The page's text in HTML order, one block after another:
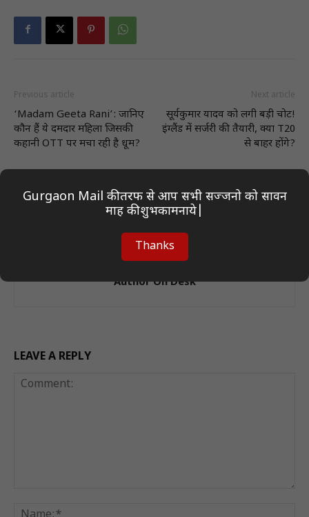
Previous article
‘Madam Geeta Rani’: जानिए
कौन हैं ये दमदार महिला जिसकी
कहानी OTT पर मचा रही है धूम?
Next article
सूर्यकुमार यादव को लगी बड़ी चोट!
इंग्लैंड में सर्जरी की तैयारी, क्या T20
से बाहर होंगे?
Author On Desk
LEAVE A REPLY
Gurgaon Mail की तरफ से आप सभी सज्जनो को सावन
माह की शुभकामनाये|
Thanks